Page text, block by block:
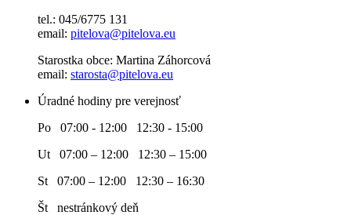
tel.: 045/6775 131
email: pitelova@pitelova.eu
Starostka obce: Martina Záhorcová
email: starosta@pitelova.eu
Úradné hodiny pre verejnosť
Po 07:00 - 12:00 12:30 - 15:00
Ut 07:00 – 12:00 12:30 – 15:00
St 07:00 – 12:00 12:30 – 16:30
Št nestránkový deň